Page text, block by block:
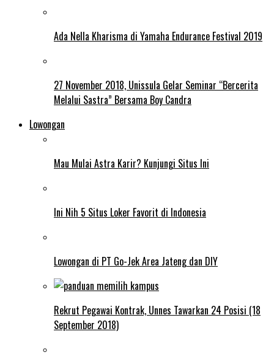
Ada Nella Kharisma di Yamaha Endurance Festival 2019
27 November 2018, Unissula Gelar Seminar “Bercerita
Melalui Sastra” Bersama Boy Candra
Lowongan
Mau Mulai Astra Karir? Kunjungi Situs Ini
Ini Nih 5 Situs Loker Favorit di Indonesia
Lowongan di PT Go-Jek Area Jateng dan DIY
Rekrut Pegawai Kontrak, Unnes Tawarkan 24 Posisi (18
September 2018)